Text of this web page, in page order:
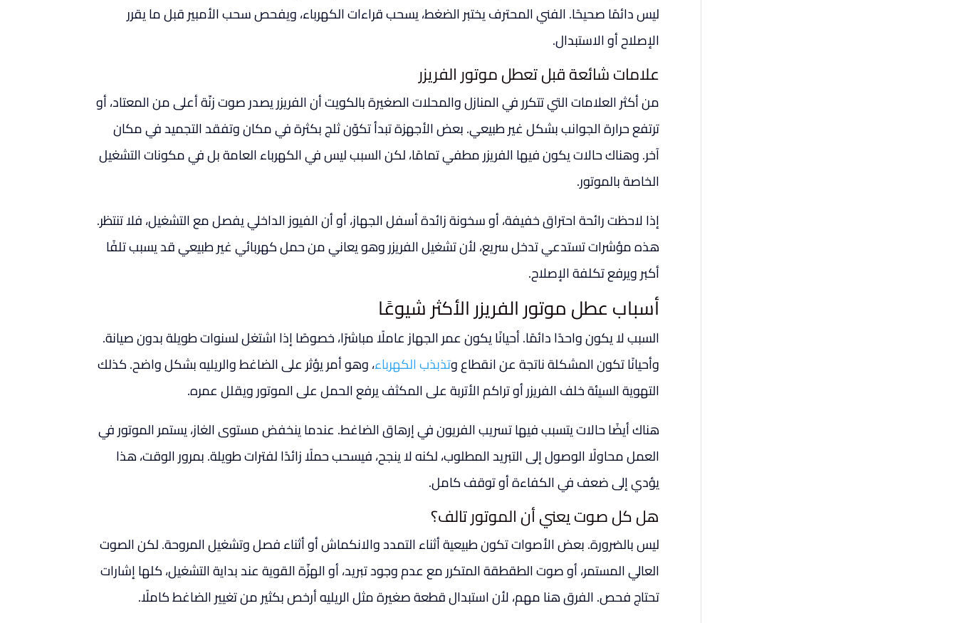
ليس دائمًا صحيحًا. الفني المحترف يختبر الضغط، يسحب قراءات الكهرباء، ويفحص سحب الأمبير قبل ما يقرر
الإصلاح أو الاستبدال.
علامات شائعة قبل تعطل موتور الفريزر
من أكثر العلامات التي تتكرر في المنازل والمحلات الصغيرة بالكويت أن الفريزر يصدر صوت زنّة أعلى من المعتاد، أو
ترتفع حرارة الجوانب بشكل غير طبيعي. بعض الأجهزة تبدأ تكوّن ثلج بكثرة في مكان وتفقد التجميد في مكان
آخر. وهناك حالات يكون فيها الفريزر مطفي تمامًا، لكن السبب ليس في الكهرباء العامة بل في مكونات التشغيل
الخاصة بالموتور.
إذا لاحظت رائحة احتراق خفيفة، أو سخونة زائدة أسفل الجهاز، أو أن الفيوز الداخلي يفصل مع التشغيل، فلا تنتظر.
هذه مؤشرات تستدعي تدخل سريع، لأن تشغيل الفريزر وهو يعاني من حمل كهربائي غير طبيعي قد يسبب تلفًا
أكبر ويرفع تكلفة الإصلاح.
أسباب عطل موتور الفريزر الأكثر شيوعًا
السبب لا يكون واحدًا دائمًا. أحيانًا يكون عمر الجهاز عاملًا مباشرًا، خصوصًا إذا اشتغل لسنوات طويلة بدون صيانة.
وأحيانًا تكون المشكلة ناتجة عن انقطاع وتذبذب الكهرباء، وهو أمر يؤثر على الضاغط والريليه بشكل واضح. كذلك
التهوية السيئة خلف الفريزر أو تراكم الأتربة على المكثف يرفع الحمل على الموتور ويقلل عمره.
هناك أيضًا حالات يتسبب فيها تسريب الفريون في إرهاق الضاغط. عندما ينخفض مستوى الغاز، يستمر الموتور في
العمل محاولًا الوصول إلى التبريد المطلوب، لكنه لا ينجح، فيسحب حملًا زائدًا لفترات طويلة. بمرور الوقت، هذا
يؤدي إلى ضعف في الكفاءة أو توقف كامل.
هل كل صوت يعني أن الموتور تالف؟
ليس بالضرورة. بعض الأصوات تكون طبيعية أثناء التمدد والانكماش أو أثناء فصل وتشغيل المروحة. لكن الصوت
العالي المستمر، أو صوت الطقطقة المتكرر مع عدم وجود تبريد، أو الهزّة القوية عند بداية التشغيل، كلها إشارات
تحتاج فحص. الفرق هنا مهم، لأن استبدال قطعة صغيرة مثل الريليه أرخص بكثير من تغيير الضاغط كاملًا.